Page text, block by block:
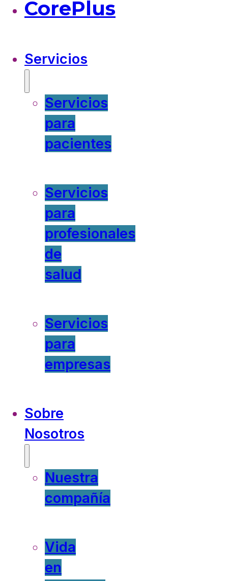
CorePlus
Servicios
Servicios
para
pacientes
Servicios
para
profesionales
de
salud
Servicios
para
empresas
Sobre
Nosotros
Nuestra
compañía
Vida
en